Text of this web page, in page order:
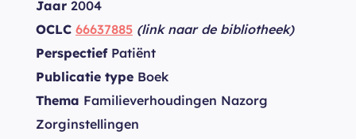
Jaar 2004
OCLC 66637885 (link naar de bibliotheek)
PerspectiefPatiënt
Publicatie type Boek
Thema Familieverhoudingen Nazorg
Zorginstellingen